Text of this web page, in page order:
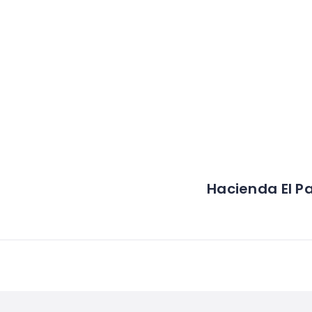
Hacienda El